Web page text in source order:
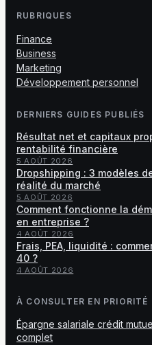
RUBRIQUES
Finance
Business
Marketing
Développement personnel
DERNIERS GUIDES PUBLIÉS
Résultat net et capitaux
rentabilité financière
5 AOÛT 2026
Dropshipping : 3 modèles
réalité du marché
5 AOÛT 2026
Comment fonctionne la
en entreprise ?
4 AOÛT 2026
Frais, PEA, liquidité :
40 ?
4 AOÛT 2026
À CONSULTER EN PRIORITÉ
Épargne salariale crédit
complet